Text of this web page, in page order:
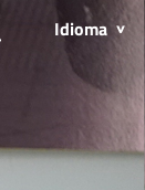
Idioma